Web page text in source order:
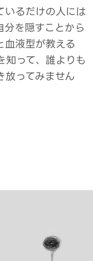
いるだけの人には
を隠すことから
血液型が教える
知って、誰よりも
放ってみません